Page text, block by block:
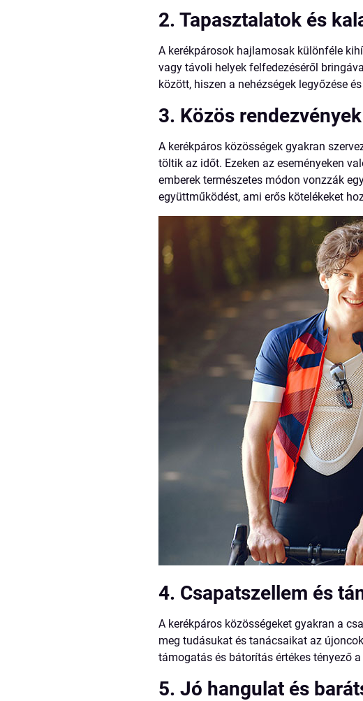
2. Tapasztalatok és
A kerékpárosok hajlamosak különféle
vagy távoli helyek felfedezéséről
között, hiszen a nehézségek legyőzése
3. Közös
A kerékpáros közösségek gyakran
töltik az időt. Ezeken az eseményeken
emberek természetes módon vonzzák
együttműködést, ami erős kötelékeket
4. Csapatszellem és
A kerékpáros közösségeket gyakran a
meg tudásukat és tanácsaikat az
támogatás és bátorítás értékes tényező
5. Jó hangulat és